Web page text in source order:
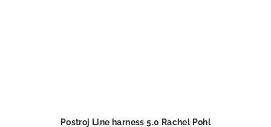
Postroj Line harness 5.0 Rachel Pohl